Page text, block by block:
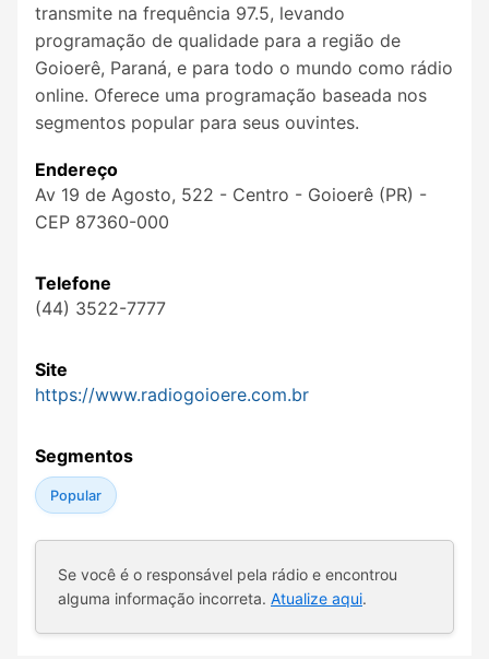
transmite na frequência 97.5, levando
programação de qualidade para a região de
Goioerê, Paraná, e para todo o mundo como rádio
online. Oferece uma programação baseada nos
segmentos popular para seus ouvintes.
Endereço
Av 19 de Agosto, 522 - Centro - Goioerê (PR) -
CEP 87360-000
Telefone
(44) 3522-7777
Site
https://www.radiogoioere.com.br
Segmentos
Popular
Se você é o responsável pela rádio e encontrou
alguma informação incorreta. Atualize aqui.